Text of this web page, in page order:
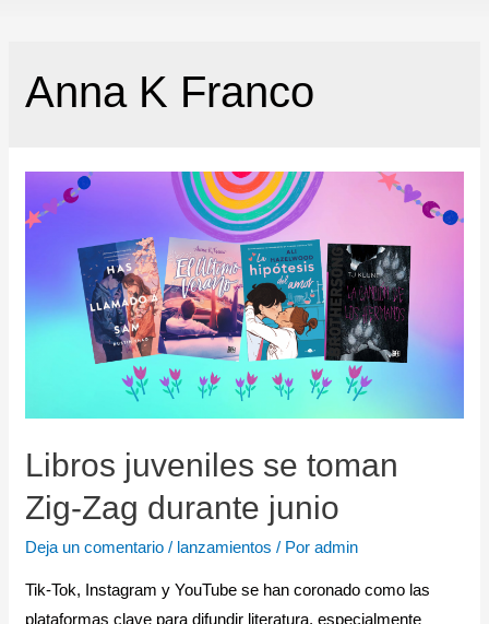
Anna K Franco
Libros juveniles se toman
Zig-Zag durante junio
Deja un comentario / lanzamientos / Poradmin
Tik-Tok, Instagram y YouTube se han coronado como las
plataformas clave para difundir literatura, especialmente